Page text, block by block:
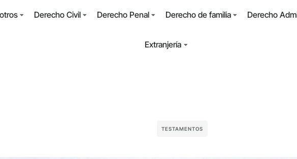
Derecho Civil Derecho Penal Derecho de familia Derecho
Extranjería
TESTAMENTOS